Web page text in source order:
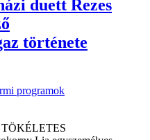
duett Rezes
története
programok